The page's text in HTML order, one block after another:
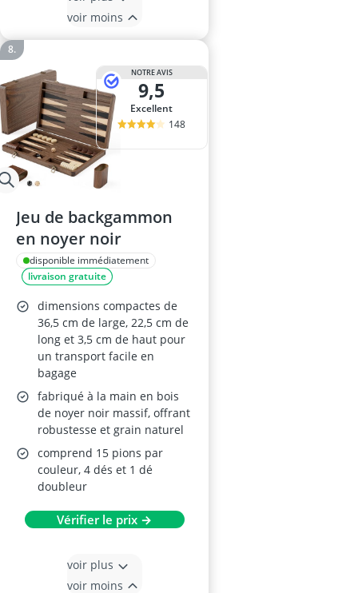
voir moins
NOTRE AVIS
9,5
Excellent
148
Jeu de backgammon
en noyer noir
disponible immédiatement
livraison gratuite
dimensions compactes de
36,5 cm de large, 22,5 cm de
long et 3,5 cm de haut pour
un transport facile en
bagage
fabriqué à la main en bois
de noyer noir massif, offrant
robustesse et grain naturel
comprend 15 pions par
couleur, 4 dés et 1 dé
doubleur
Vérifier le prix →
voir plus
voir moins